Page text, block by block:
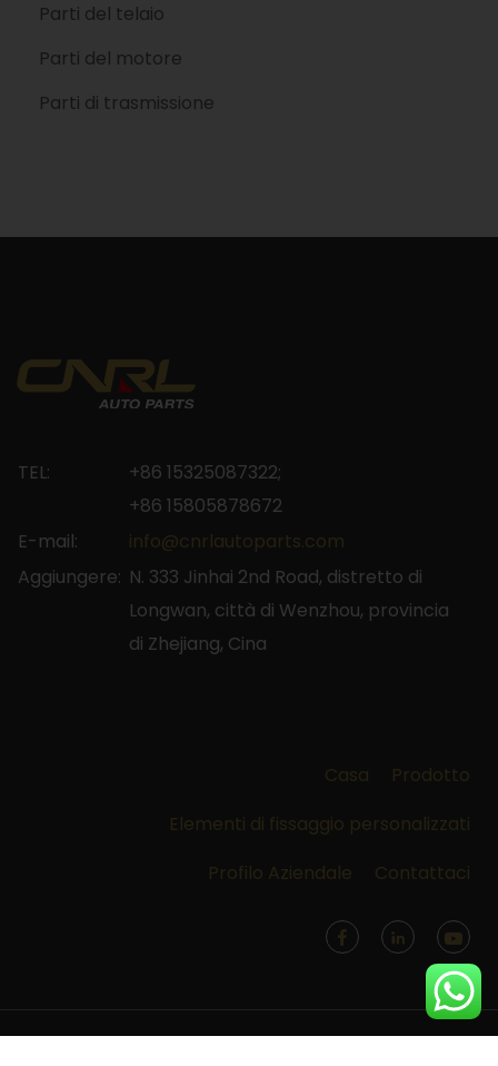
Parti del telaio
Parti del motore
Parti di trasmissione
TEL:
+86 15325087322;
+86 15805878672
E-mail:
info@cnrlautoparts.com
Aggiungere: N. 333 Jinhai 2nd Road, distretto di
Longwan, città di Wenzhou, provincia
di Zhejiang, Cina
Casa
Prodotto
Elementi di fissaggio personalizzati
Profilo Aziendale
Contattaci